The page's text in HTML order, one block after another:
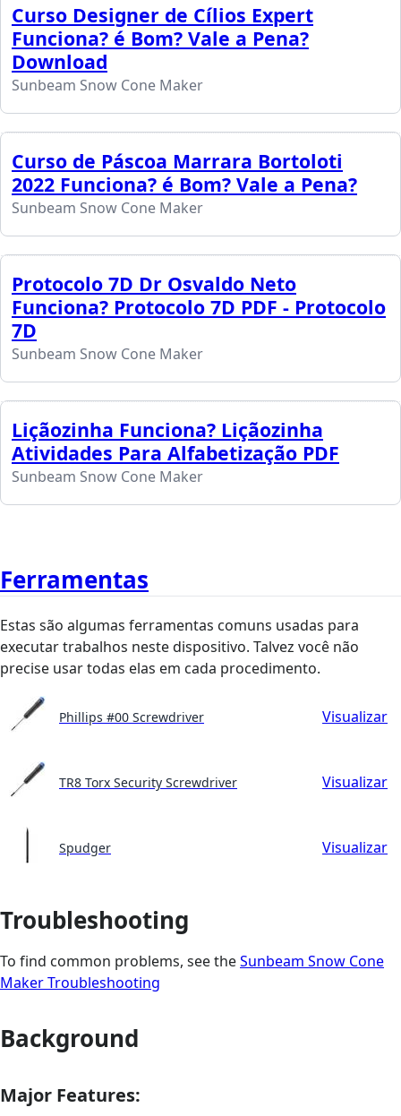
Curso Designer de Cílios Expert
Funciona? é Bom? Vale a Pena?
Download
Sunbeam Snow Cone Maker
Curso de Páscoa Marrara Bortoloti
2022 Funciona? é Bom? Vale a Pena?
Sunbeam Snow Cone Maker
Protocolo 7D Dr Osvaldo Neto
Funciona? Protocolo 7D PDF - Protocolo
7D
Sunbeam Snow Cone Maker
Liçãozinha Funciona? Liçãozinha
Atividades Para Alfabetização PDF
Sunbeam Snow Cone Maker
Ferramentas
Estas são algumas ferramentas comuns usadas para
executar trabalhos neste dispositivo. Talvez você não
precise usar todas elas em cada procedimento.
Phillips #00 Screwdriver Visualizar
TR8 Torx Security Screwdriver Visualizar
Spudger Visualizar
Troubleshooting
To find common problems, see theSunbeam Snow Cone
Maker Troubleshooting
Background
Major Features: